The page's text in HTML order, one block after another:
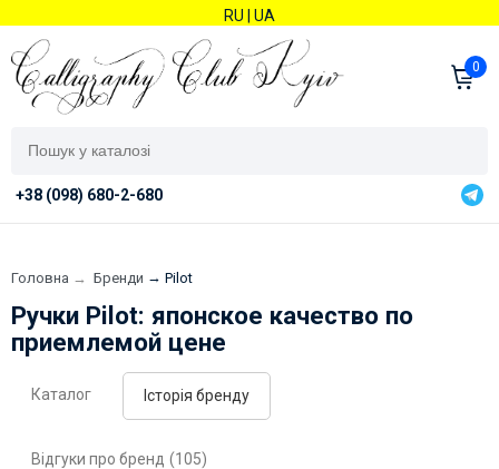
RU UA
0
+38 (098) 680-2-680
Головна → Бренди → Pilot
​Ручки Pilot: японское качество по
приемлемой цене
Каталог Історія бренду
Відгуки про бренд (105)